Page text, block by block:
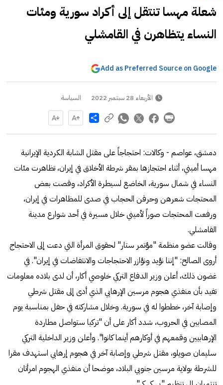
شعلة مهسا تنتقل إلى أكراد سورية ومئات
النساء يتظاهرن في القامشلي
Add as Preferred Source on Google
الأربعاء 28 سبتمبر 2022 السياسة
Share
دمشق، عواصم - وكالات: احتجاجاً على مقتل الشابة الكردية الإيرانية
مهسا أميني، أثناء احتجازها بمقر شرطة الأخلاق في إيران، تظاهرت مئات
النساء في شمال سورية، الخاضع لسيطرة الأكراد، وقصت بعض
المحتجات شعرهن وحرقن الحجاب في صدى للمظاهرات في إيران،
ورفعت المحتجات صوراً لأميني خلال مسيرة في أحد شوارع مدينة
القامشلي.
وقالت عضو منظمة "مؤتمر ستار" لحقوق المرأة التي دعت إلى الاحتجاج
أروى الصالح: "إننا نؤيد ونؤازر الاحتجاجات والانتفاضات في إيران". في
غضون ذلك، أعلن وزير الدفاع التركي خلوصي أكار، أن لدى بلاده معلومات
تفيد بأن منفذي هجوم مرسين الإرهابي الذي أدى إلى مقتل شرطي
وإصابة آخر، خططوا له في سورية. وخلال مشاركته في حفل بمناسبة يوم
المصابين في الحروب، شدد أكار على أن "تركيا ستواصل مطاردة
الإرهابيين وقمعهم في أوكارهم أينما كانوا". وأعلن وزير الداخلية التركي
سليمان صويلو، مقتل شرطي وإصابة آخر في هجوم إرهابي استهدف مقرا
للشرطة بولاية مرسين جنوبي البلاد، موضحا أن منفذي الهجوم امرأتان